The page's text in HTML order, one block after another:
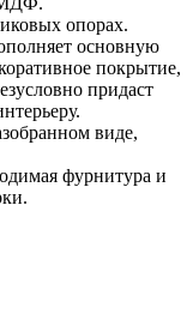
опорах.
основную
покрытие,
придаст
виде,
фурнитура и